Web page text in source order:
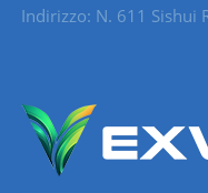
Indirizzo: N. 611 Sishui